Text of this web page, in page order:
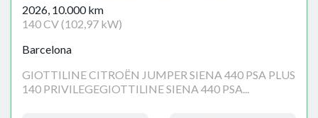
2026, 10.000 km
140 CV (102,97 kW)
Barcelona
GIOTTILINE CITROËN JUMPER SIENA 440 PSA PLUS
140 PRIVILEGEGIOTTILINE SIENA 440 PSA...